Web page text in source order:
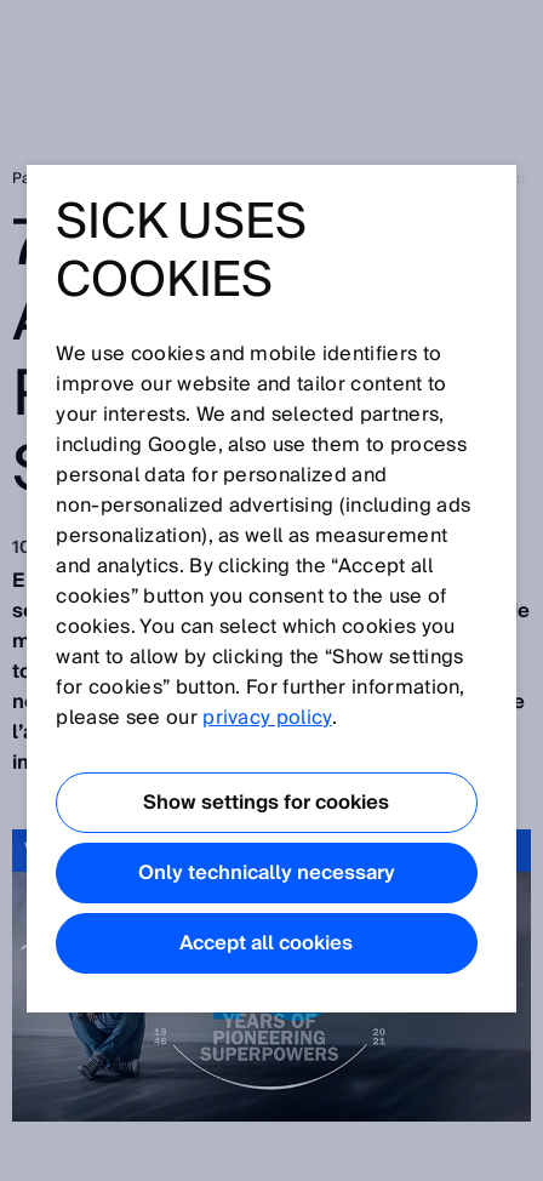
Page d'accueil
75ÈME
ANNIVERSAIRE
PIONEERING
SUPERPOWERS
10 nov. 2021
Erwin SICK aurait 112 ans aujourd'hui et, avec tous
ses efforts visant à œuvrer pour rendre notre monde
meilleur grâce au progrès technique, il serait
toujours en phase avec son époque. Cette année,
nous fêtons nos 75 ans. Notre volonté de construire
l’avenir est toujours animée par notre histoire
impressionnante.
Vidéo: 75ème anniversaire Pioneering Superpowers
SICK USES
COOKIES
We use cookies and mobile identifiers to
improve our website and tailor content to
your interests. We and selected partners,
including Google, also use them to process
personal data for personalized and
non‑personalized advertising (including ads
personalization), as well as measurement
and analytics. By clicking the “Accept all
cookies” button you consent to the use of
cookies. You can select which cookies you
want to allow by clicking the “Show settings
for cookies” button. For further information,
please see ourprivacy policy.
Show settings for cookies
Only technically necessary
Accept all cookies